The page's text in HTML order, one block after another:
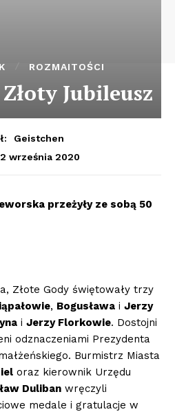
ROZMAITOŚCI
Jubileusz
Geistchen
września 2020
przeżyły ze sobą 50
Złote Gody świętowały trzy
, Bogusława i Jerzy
i Jerzy Florkowie. Dostojni
odznaczeniami Prezydenta
Burmistrz Miasta
oraz kierownik Urzędu
Duliban wręczyli
medale i gratulacje w